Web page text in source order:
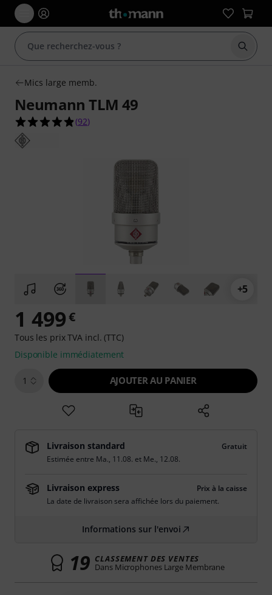
Mics large memb.
Neumann TLM 49
4.9 étoiles sur 5 d'après 92 évaluations clients
(92)
+5
1 499€
Tous les prix TVA incl. (TTC)
Disponible immédiatement
1 AJOUTER AU PANIER
Livraison standard
Gratuit
Estimée entre Ma., 11.08. et Me., 12.08.
Livraison express
Prix à la caisse
La date de livraison sera affichée lors du paiement.
Informations sur l'envoi
19 CLASSEMENT DES VENTES
Dans Microphones Large Membrane